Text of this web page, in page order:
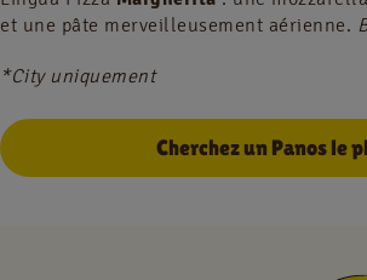
et une pâte merveilleusement aérienne.
*City uniquement
Cherchez un Panos le